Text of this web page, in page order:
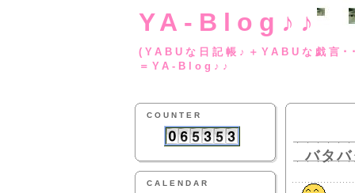
YA-Blog♪♪
(YABUな日記帳♪
＝YA-Blog♪♪
COUNTER
CALENDAR
バタ